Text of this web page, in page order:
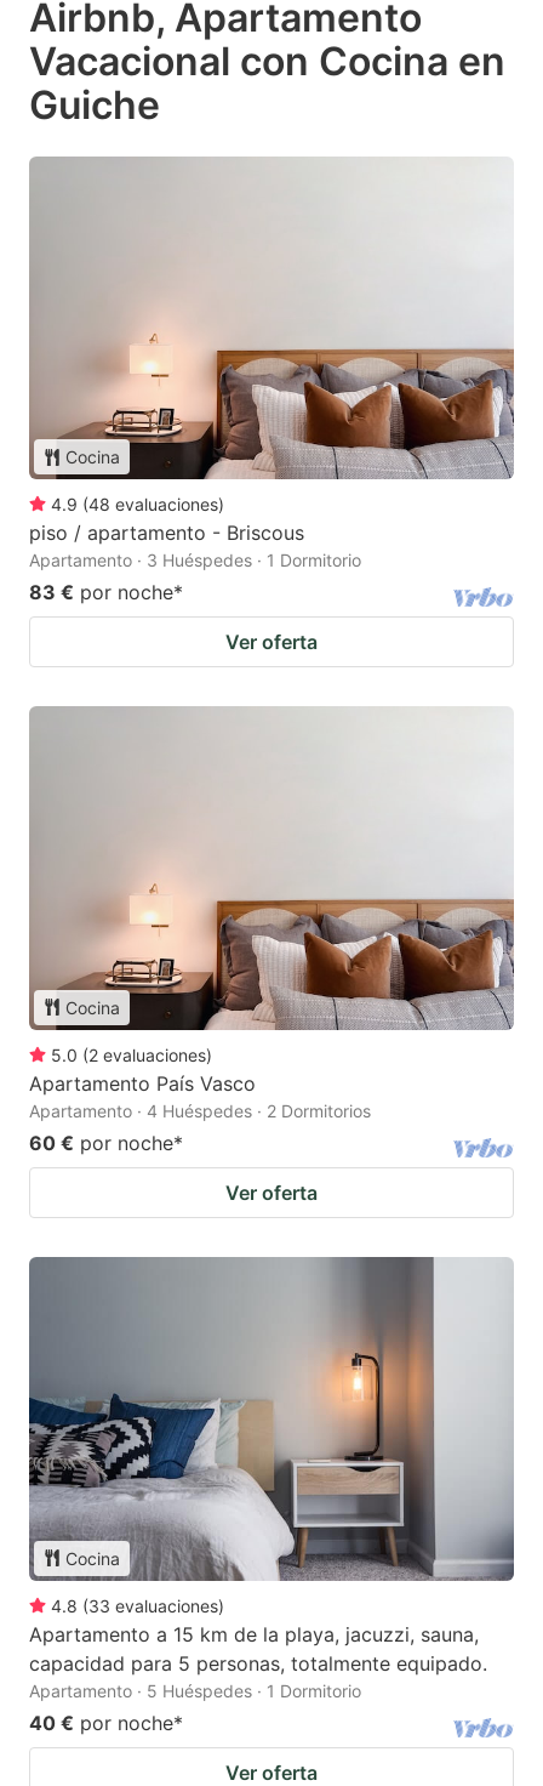
Airbnb, Apartamento
Vacacional con Cocina en
Guiche
Cocina
4.9 (48 evaluaciones)
piso / apartamento - Briscous
Apartamento · 3 Huéspedes · 1 Dormitorio
83 € por noche*
Ver oferta
Cocina
5.0 (2 evaluaciones)
Apartamento País Vasco
Apartamento · 4 Huéspedes · 2 Dormitorios
60 € por noche*
Ver oferta
Cocina
4.8 (33 evaluaciones)
Apartamento a 15 km de la playa, jacuzzi, sauna,
capacidad para 5 personas, totalmente equipado.
Apartamento · 5 Huéspedes · 1 Dormitorio
40 € por noche*
Ver oferta